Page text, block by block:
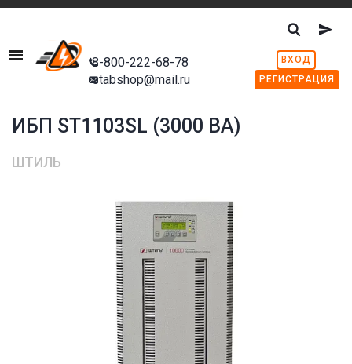
Menu
8-800-222-68-78
stabshop@mail.ru
ВХОД
РЕГИСТРАЦИЯ
ИБП ST1103SL (3000 ВА)
ШТИЛЬ